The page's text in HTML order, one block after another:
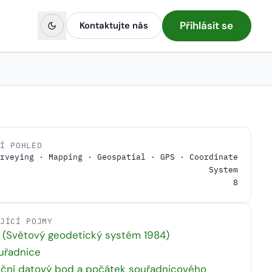
Kontaktujte nás Přihlásit se
POHLED
· Mapping · Geospatial · GPS · Coordinate
System
8
POJMY
(Světový geodetický systém 1984)
datový bod a počátek souřadnicového